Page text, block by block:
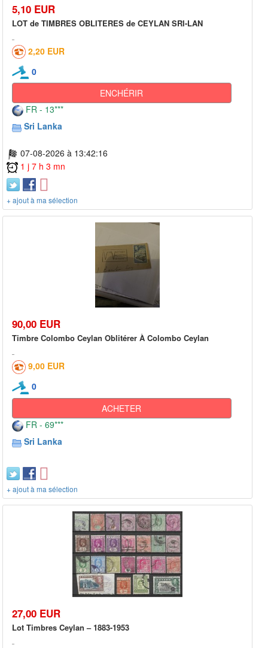
5,10 EUR
LOT de TIMBRES OBLITERES de CEYLAN SRI-LAN
2,20 EUR
0
ENCHÉRIR
FR - 13***
Sri Lanka
07-08-2026 à 13:42:16
1 j 7 h 3 mn
+ ajout à ma sélection
90,00 EUR
Timbre Colombo Ceylan Oblitérer À Colombo Ceylan
9,00 EUR
0
ACHETER
FR - 69***
Sri Lanka
+ ajout à ma sélection
27,00 EUR
Lot Timbres Ceylan – 1883-1953